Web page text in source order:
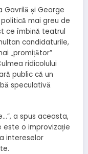
și George
mai greu de
ce îmbină teatrul
candidaturile,
„promițător”
ridicolului
public că un
speculativă
a spus aceasta,
este o improvizație
intereselor